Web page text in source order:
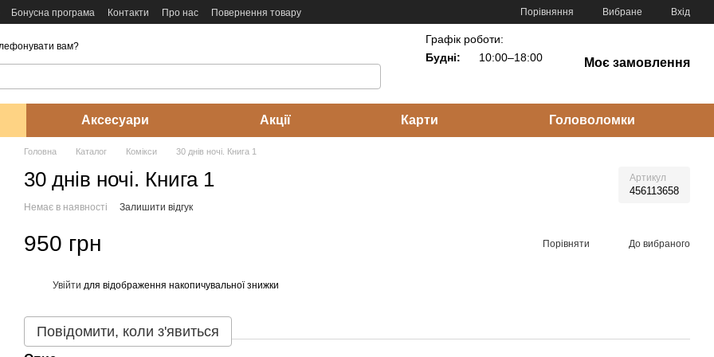
Бонусна програма Контакти Про нас
Повернення товару
Порівняння Вибране Вхід
вам?
Графік роботи:
Будні:
10:00–18:00 Моє замовлення
Аксесуари Акції Карти Головоломки
Головна Каталог Комікси 30 днів ночі. Книга 1
30 днів ночі. Книга 1 Артикул
456113658
Немає в наявності Залишити відгук
950 грн Порівняти До вибраного
Увійти для відображення накопичувальної знижки
Повідомити, коли з'явиться